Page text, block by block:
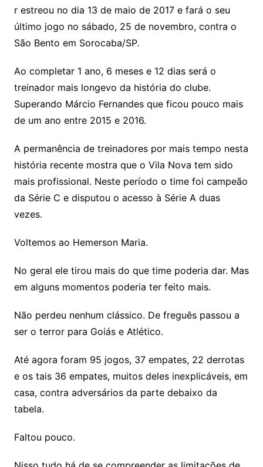
r estreou no dia 13 de maio de 2017 e fará o seu
último jogo no sábado, 25 de novembro, contra o
São Bento em Sorocaba/SP.
Ao completar 1 ano, 6 meses e 12 dias será o
treinador mais longevo da história do clube.
Superando Márcio Fernandes que ficou pouco mais
de um ano entre 2015 e 2016.
A permanência de treinadores por mais tempo nesta
história recente mostra que o Vila Nova tem sido
mais profissional. Neste período o time foi campeão
da Série C e disputou o acesso à Série A duas
vezes.
Voltemos ao Hemerson Maria.
No geral ele tirou mais do que time poderia dar. Mas
em alguns momentos poderia ter feito mais.
Não perdeu nenhum clássico. De freguês passou a
ser o terror para Goiás e Atlético.
Até agora foram 95 jogos, 37 empates, 22 derrotas
e os tais 36 empates, muitos deles inexplicáveis, em
casa, contra adversários da parte debaixo da
tabela.
Faltou pouco.